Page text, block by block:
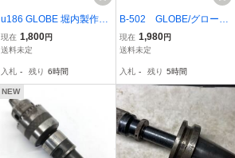
u186 GLOBE 堀内製作所
ドリルチャック 13㎜・6.
5㎜チャックハンドル付き
現在 1,800円
送料未定
入札 - 残り 6時間
B-502 GLOBE/グローブ
ドリルチャック 13mm
現在 1,980円
送料未定
入札 - 残り 5時間
NEW